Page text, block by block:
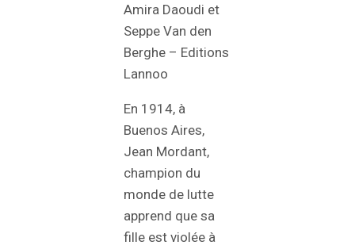
Amira Daoudi et
Seppe Van den
Berghe – Editions
Lannoo
En 1914, à
Buenos Aires,
Jean Mordant,
champion du
monde de lutte
apprend que sa
fille est violée à